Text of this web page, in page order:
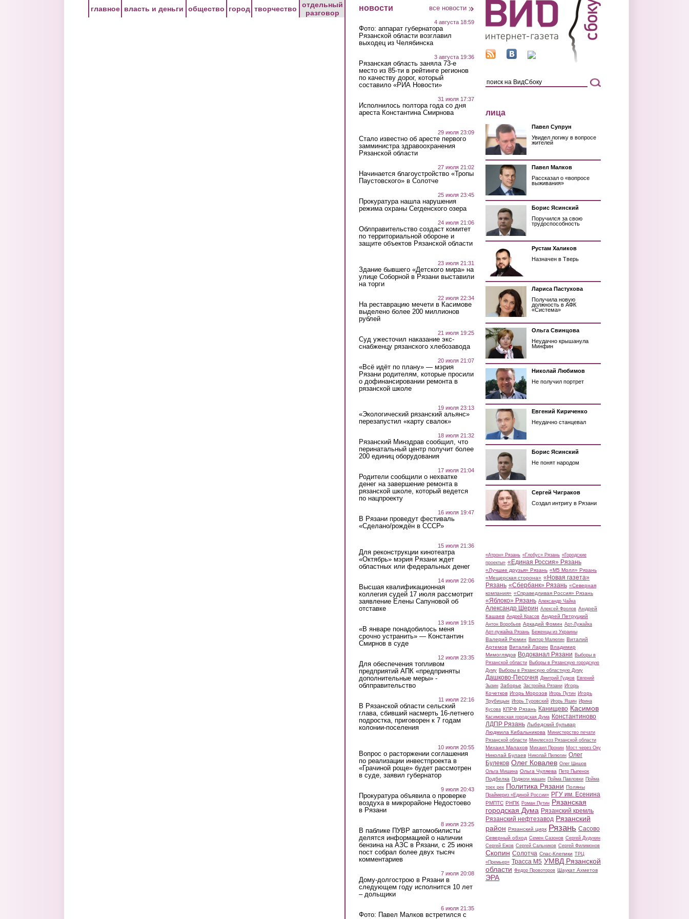
главное власть и деньги общество город творчество
отдельный
разговор
новости все новости
4 августа 18:59
Фото: аппарат губернатора
Рязанской области возглавил
выходец из Челябинска
3 августа 19:36
Рязанская область заняла 73-е
место из 85-ти в рейтинге регионов
по качеству дорог, который
составило «РИА Новости»
31 июля 17:37
Исполнилось полтора года со дня
ареста Константина Смирнова
29 июля 23:09
Стало известно об аресте первого
замминистра здравоохранения
Рязанской области
27 июля 21:02
Начинается благоустройство «Тропы
Паустовского» в Солотче
25 июля 23:45
Прокуратура нашла нарушения
режима охраны Сегденского озера
24 июля 21:06
Облправительство создаст комитет
по территориальной обороне и
защите объектов Рязанской области
23 июля 21:31
Здание бывшего «Детского мира» на
улице Соборной в Рязани выставили
на торги
22 июля 22:34
На реставрацию мечети в Касимове
выделено более 200 миллионов
рублей
21 июля 19:25
Суд ужесточил наказание экс-
снабженцу рязанского хлебозавода
20 июля 21:07
«Всё идёт по плану» — мэрия
Рязани родителям, которые просили
о дофинансировании ремонта в
рязанской школе
19 июля 23:13
«Экологический рязанский альянс»
перезапустил «карту свалок»
18 июля 21:32
Рязанский Минздрав сообщил, что
перинатальный центр получит более
200 единиц оборудования
17 июля 21:04
Родители сообщили о нехватке
денег на завершение ремонта в
рязанской школе, который ведется
по нацпроекту
16 июля 19:47
В Рязани проведут фестиваль
«Сделано/рождён в СССР»
15 июля 21:36
Для реконструкции кинотеатра
«Октябрь» мэрия Рязани ждет
областных или федеральных денег
14 июля 22:06
Высшая квалификационная
коллегия судей 17 июля рассмотрит
заявление Елены Сапуновой об
отставке
13 июля 19:15
«В январе понадобилось меня
срочно устранить» — Константин
Смирнов в суде
12 июля 23:35
Для обеспечения топливом
предприятий АПК «предприняты
дополнительные меры» -
облправительство
11 июля 22:16
В Рязанской области сельский
глава, сбивший насмерть 16-летнего
подростка, приговорен к 7 годам
колонии-поселения
10 июля 20:55
Вопрос о расторжении соглашения
по реализации инвестпроекта в
«Грачиной роще» будет рассмотрен
в суде, заявил губернатор
9 июля 20:43
Прокуратура объявила о проверке
воздуха в микрорайоне Недостоево
в Рязани
8 июля 23:25
В паблике ПУВР автомобилисты
делятся информацией о наличии
бензина на АЗС в Рязани, с 25 июня
пост собрал более двух тысяч
комментариев
7 июля 20:08
Дому-долгострою в Рязани в
следующем году исполнится 10 лет
– дольщики
6 июля 21:35
Фото: Павел Малков встретился с
лица
Павел Супрун
Увидел логику в вопросе
жителей
Павел Малков
Рассказал о «вопросе
выживания»
Борис Ясинский
Поручился за свою
трудоспособность
Рустам Халиков
Назначен в Тверь
Лариса Пастухова
Получила новую
должность в АФК
«Система»
Ольга Свинцова
Неудачно крышанула
Минфин
Николай Любимов
Не получил портрет
Евгений Кириченко
Неудачно станцевал
Борис Ясинский
Не понят народом
Сергей Чиграков
Создал интригу в Рязани
«Атрон» Рязань «Глобус» Рязань «Городские
проекты» «Единая Россия» Рязань
«Лучшие друзья» Рязань «М5 Молл» Рязань
«Мещерская сторона» «Новая газета»
Рязань «Сбербанк» Рязань «Северная
компания» «Справедливая Россия» Рязань
«Яблоко» Рязань Александр Чайка
Александр Шерин Алексей Фролов Андрей
Кашаев Андрей Красов Андрей Петруцкий
Антон Воробьев Аркадий Фомин Арт-Лужайка
Арт-лужайка Рязань Беженцы из Украины
Валерий Рюмин Виктор Малюгин Виталий
Артемов Виталий Ларин Владимир
Мимоглядов Водоканал Рязани Выборы в
Рязанской области Выборы в Рязанскую городскую
Думу Выборы в Рязанскую областную Думу
Дашково-Песочня Дмитрий Гудков Евгений
Зызин Заборье Застройка Рязани Игорь
Кочетков Игорь Морозов Игорь Путин Игорь
Трубицын Игорь Туровский Игорь Яшин Ирина
Кусова КПРФ Рязань Канищево Касимов
Касимовская городская Дума Константиново
ЛДПР Рязань Лыбедский бульвар
Людмила Кибальникова Министерство печати
Рязанской области Минлесхоз Рязанской области
Михаил Малахов Михаил Пронин Мост через Оку
Николай Булаев Николай Пилюгин Олег
Булеков Олег Ковалев Олег Шишов
Ольга Мишина Ольга Чуляева Петр Пыленок
Подбелка Поджоги машин Пойма Павловки Пойма
трех рек Политика Рязани Поляны
Праймериз «Единой России» РГУ им. Есенина
РМПТС РНПК Роман Путин Рязанская
городская Дума Рязанский кремль
Рязанский нефтезавод Рязанский
район Рязанский цирк Рязань Сасово
Северный обход Семен Сазонов Сергей Дудукин
Сергей Ежов Сергей Сальников Сергей Филимонов
Скопин Солотча Спас-Клепики ТРЦ
«Премьер» Трасса М5 УМВД Рязанской
области Федор Провоторов Шаукат Ахметов
ЭРА